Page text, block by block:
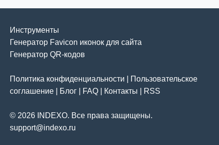
Инструменты
Генератор Favicon иконок для сайта
Генератор QR-кодов
Политика конфиденциальности
Пользовательское
соглашение
Блог FAQ Контакты RSS
© 2026 INDEXO. Все права защищены.
support@indexo.ru